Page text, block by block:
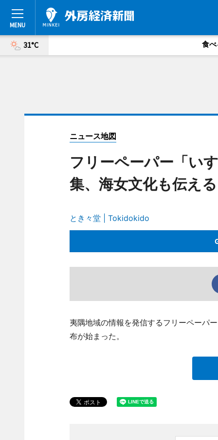
31°C 食べ
ニュース地図
フリーペーパー「い
集、海女文化も伝える
とき々堂 | Tokidokido
夷隅地域の情報を発信するフリーペーパ
布が始まった。